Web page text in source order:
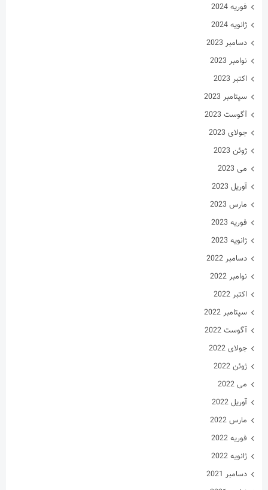
می 2023
آوریل 2023
مارس 2023
فوریه 2023
ژانویه 2023
دسامبر 2022
نوامبر 2022
اکتبر 2022
سپتامبر 2022
آگوست 2022
جولای 2022
ژوئن 2022
می 2022
آوریل 2022
مارس 2022
فوریه 2022
ژانویه 2022
دسامبر 2021
نوامبر 2021
اکتبر 2021
سپتامبر 2021
آگوست 2021
جولای 2021
ژوئن 2021
می 2021
آوریل 2021
مارس 2021